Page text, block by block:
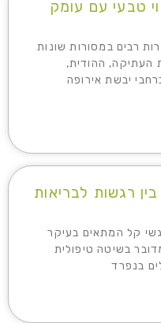
טבעי עם עומק
רבים במסורות שונות
העתיקה, ההודית,
יבשת אירופה
רגשות לבריאות
קל המתאים בעיקר
בשיטה טיפולית
בנפרד